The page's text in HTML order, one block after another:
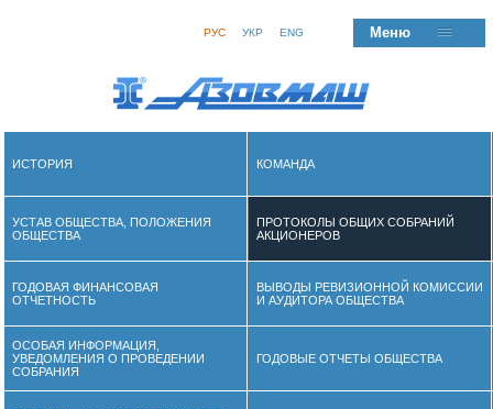
РУС УКР ENG Меню
ИСТОРИЯ КОМАНДА
УСТАВ ОБЩЕСТВА, ПОЛОЖЕНИЯ
ОБЩЕСТВА
ПРОТОКОЛЫ ОБЩИХ СОБРАНИЙ
АКЦИОНЕРОВ
ГОДОВАЯ ФИНАНСОВАЯ
ОТЧЕТНОСТЬ
ВЫВОДЫ РЕВИЗИОННОЙ КОМИССИИ
И АУДИТОРА ОБЩЕСТВА
ОСОБАЯ ИНФОРМАЦИЯ,
УВЕДОМЛЕНИЯ О ПРОВЕДЕНИИ
СОБРАНИЯ
ГОДОВЫЕ ОТЧЕТЫ ОБЩЕСТВА